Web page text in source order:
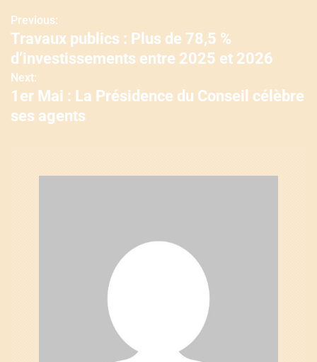
N
a
v
i
Previous:
Travaux publics : Plus de 78,5 %
d’investissements entre 2025 et 2026
Next:
1er Mai : La Présidence du Conseil célèbre
ses agents